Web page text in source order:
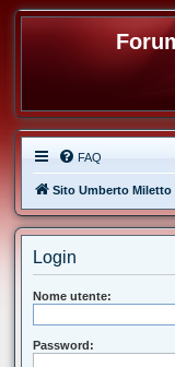
FAQ
Sito Umberto Miletto
Login
Nome utente:
Password: